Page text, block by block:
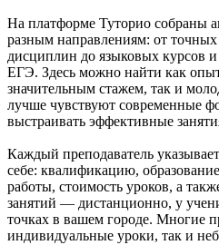
На платформе Туторио собраны
разным направлениям: от
дисциплин до языковых курсов
ЕГЭ. Здесь можно найти как
значительным стажем, так и
лучше чувствуют современные
выстраивать эффективные
Каждый преподаватель
себе: квалификацию,
работы, стоимость уроков, а
занятий — дистанционно, у
точках в вашем городе. Многие
индивидуальные уроки, так и